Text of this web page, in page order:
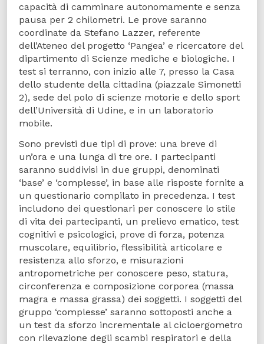
capacità di camminare autonomamente e senza
pausa per 2 chilometri. Le prove saranno
coordinate da Stefano Lazzer, referente
dell’Ateneo del progetto ‘Pangea’ e ricercatore del
dipartimento di Scienze mediche e biologiche. I
test si terranno, con inizio alle 7, presso la Casa
dello studente della cittadina (piazzale Simonetti
2), sede del polo di scienze motorie e dello sport
dell’Università di Udine, e in un laboratorio
mobile.
Sono previsti due tipi di prove: una breve di
un’ora e una lunga di tre ore. I partecipanti
saranno suddivisi in due gruppi, denominati
‘base’ e ‘complesse’, in base alle risposte fornite a
un questionario compilato in precedenza. I test
includono dei questionari per conoscere lo stile
di vita dei partecipanti, un prelievo ematico, test
cognitivi e psicologici, prove di forza, potenza
muscolare, equilibrio, flessibilità articolare e
resistenza allo sforzo, e misurazioni
antropometriche per conoscere peso, statura,
circonferenza e composizione corporea (massa
magra e massa grassa) dei soggetti. I soggetti del
gruppo ‘complesse’ saranno sottoposti anche a
un test da sforzo incrementale al cicloergometro
con rilevazione degli scambi respiratori e della